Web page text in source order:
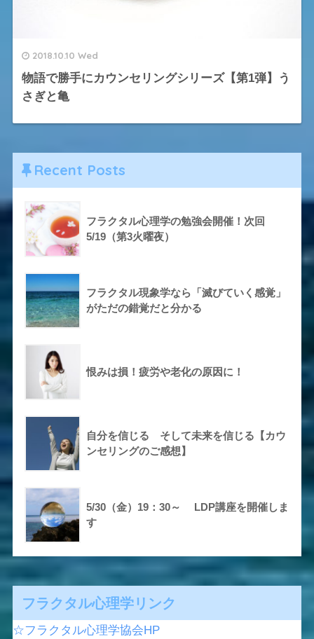
2018.10.10 Wed
物語で勝手にカウンセリングシリーズ【第1弾】う
さぎと亀
Recent Posts
フラクタル心理学の勉強会開催！次回
5/19（第3火曜夜）
フラクタル現象学なら「滅びていく感覚」
がただの錯覚だと分かる
恨みは損！疲労や老化の原因に！
自分を信じる そして未来を信じる【カウ
ンセリングのご感想】
5/30（金）19：30～ LDP講座を開催しま
す
フラクタル心理学リンク
☆フラクタル心理学協会HP